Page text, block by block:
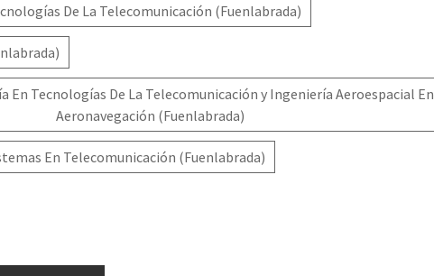
De La Telecomunicación (Fuenlabrada)
En Tecnologías De La Telecomunicación y Ingeniería Aeroespacial En
Aeronavegación (Fuenlabrada)
En Telecomunicación (Fuenlabrada)